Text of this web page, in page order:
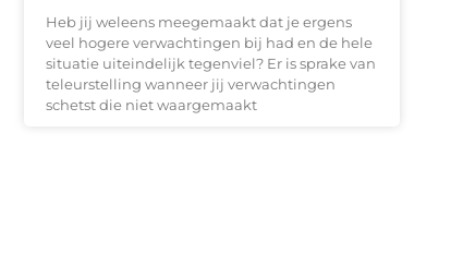
Heb jij weleens meegemaakt dat je ergens
veel hogere verwachtingen bij had en de hele
situatie uiteindelijk tegenviel? Er is sprake van
teleurstelling wanneer jij verwachtingen
schetst die niet waargemaakt